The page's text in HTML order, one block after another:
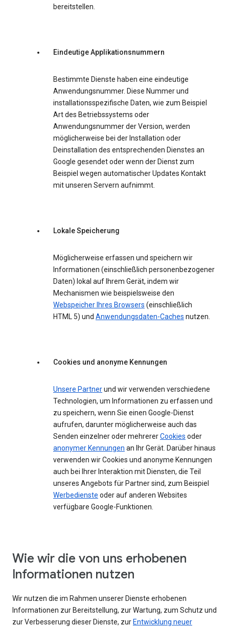
bereitstellen.
Eindeutige Applikationsnummern
Bestimmte Dienste haben eine eindeutige
Anwendungsnummer. Diese Nummer und
installationsspezifische Daten, wie zum Beispiel
Art des Betriebssystems oder
Anwendungsnummer der Version, werden
möglicherweise bei der Installation oder
Deinstallation des entsprechenden Dienstes an
Google gesendet oder wenn der Dienst zum
Beispiel wegen automatischer Updates Kontakt
mit unseren Servern aufnimmt.
Lokale Speicherung
Möglicherweise erfassen und speichern wir
Informationen (einschließlich personenbezogener
Daten) lokal auf Ihrem Gerät, indem wir
Mechanismen wie beispielsweise den
Webspeicher Ihres Browsers (einschließlich
HTML 5) und Anwendungsdaten-Caches nutzen.
Cookies und anonyme Kennungen
Unsere Partnerund wir verwenden verschiedene
Technologien, um Informationen zu erfassen und
zu speichern, wenn Sie einen Google-Dienst
aufrufen, darunter möglicherweise auch das
Senden einzelner oder mehrererCookies oder
anonymer Kennungen an Ihr Gerät. Darüber hinaus
verwenden wir Cookies und anonyme Kennungen
auch bei Ihrer Interaktion mit Diensten, die Teil
unseres Angebots für Partner sind, zum Beispiel
Werbedienste oder auf anderen Websites
verfügbare Google-Funktionen.
Wie wir die von uns erhobenen
Informationen nutzen
Wir nutzen die im Rahmen unserer Dienste erhobenen
Informationen zur Bereitstellung, zur Wartung, zum Schutz und
zur Verbesserung dieser Dienste, zur Entwicklung neuer